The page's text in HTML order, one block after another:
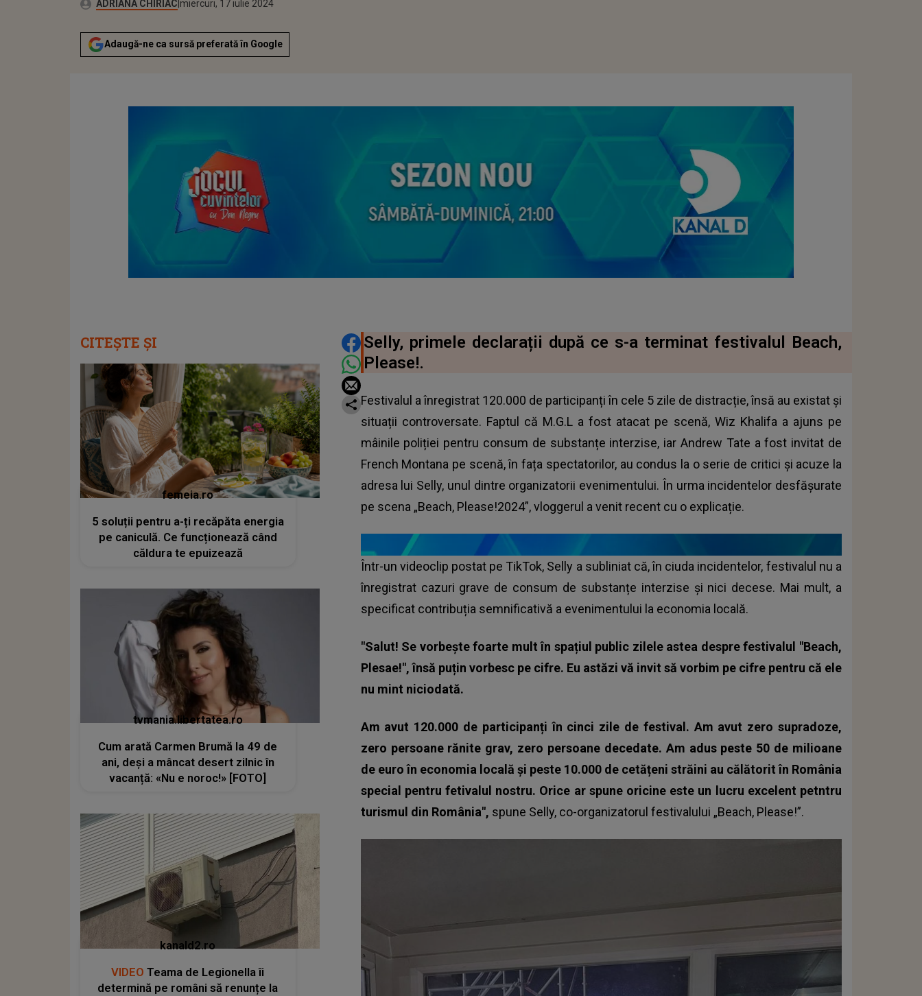
Autor:ADRIANA CHIRIAC miercuri, 17 iulie 2024
Actualizat:
miercuri, 17 iulie 2024
Adaugă-ne ca sursă preferată în Google
DISTRIBUIE ARTICOLUL
Selly, primele declarații după ce s-a terminat festivalul Beach,
Please!.
Festivalul a înregistrat 120.000 de participanți în cele 5 zile de distracție, însă au existat și
situații controversate. Faptul că M.G.L a fost atacat pe scenă, Wiz Khalifa a ajuns pe
mâinile poliției pentru consum de substanțe interzise, iar Andrew Tate a fost invitat de
French Montana pe scenă, în fața spectatorilor, au condus la o serie de critici și acuze la
adresa lui Selly, unul dintre organizatorii evenimentului. În urma incidentelor desfășurate
pe scena „Beach, Please!2024”, vloggerul a venit recent cu o explicație.
Într-un videoclip postat pe TikTok, Selly a subliniat că, în ciuda incidentelor, festivalul nu a
înregistrat cazuri grave de consum de substanțe interzise și nici decese. Mai mult, a
specificat contribuția semnificativă a evenimentului la economia locală.
"Salut! Se vorbește foarte mult în spațiul public zilele astea despre festivalul "Beach,
Plesae!", însă puțin vorbesc pe cifre. Eu astăzi vă invit să vorbim pe cifre pentru că ele
nu mint niciodată.
Am avut 120.000 de participanți în cinci zile de festival. Am avut zero supradoze,
zero persoane rănite grav, zero persoane decedate. Am adus peste 50 de milioane
de euro în economia locală și peste 10.000 de cetățeni străini au călătorit în România
special pentru fetivalul nostru. Orice ar spune oricine este un lucru excelent petntru
turismul din România", spune Selly, co-organizatorul festivalului „Beach, Please!”.
CITEȘTE ȘI
femeia.ro
5 soluții pentru a-ți recăpăta energia
pe caniculă. Ce funcționează când
căldura te epuizează
tvmania.libertatea.ro
Cum arată Carmen Brumă la 49 de
ani, deși a mâncat desert zilnic în
vacanță: «Nu e noroc!» [FOTO]
kanald2.ro
VIDEO Teama de Legionella îi
determină pe români să renunțe la